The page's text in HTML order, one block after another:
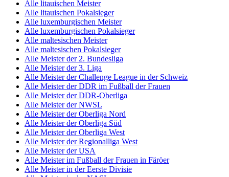
Alle litauischen Meister
Alle litauischen Pokalsieger
Alle luxemburgischen Meister
Alle luxemburgischen Pokalsieger
Alle maltesischen Meister
Alle maltesischen Pokalsieger
Alle Meister der 2. Bundesliga
Alle Meister der 3. Liga
Alle Meister der Challenge League in der Schweiz
Alle Meister der DDR im Fußball der Frauen
Alle Meister der DDR-Oberliga
Alle Meister der NWSL
Alle Meister der Oberliga Nord
Alle Meister der Oberliga Süd
Alle Meister der Oberliga West
Alle Meister der Regionalliga West
Alle Meister der USA
Alle Meister im Fußball der Frauen in Färöer
Alle Meister in der Eerste Divisie